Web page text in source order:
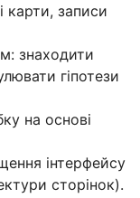
карти, записи
знаходити
гіпотези
на основі
інтерфейсу
сторінок).